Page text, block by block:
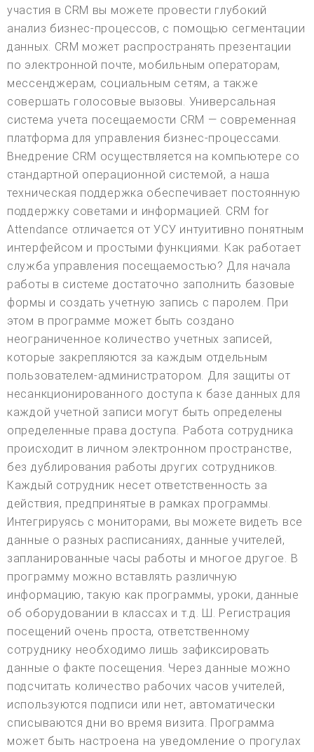
участия в CRM вы можете провести глубокий
анализ бизнес-процессов, с помощью сегментации
данных. CRM может распространять презентации
по электронной почте, мобильным операторам,
мессенджерам, социальным сетям, а также
совершать голосовые вызовы. Универсальная
система учета посещаемости CRM — современная
платформа для управления бизнес-процессами.
Внедрение CRM осуществляется на компьютере со
стандартной операционной системой, а наша
техническая поддержка обеспечивает постоянную
поддержку советами и информацией. CRM for
Attendance отличается от УСУ интуитивно понятным
интерфейсом и простыми функциями. Как работает
служба управления посещаемостью? Для начала
работы в системе достаточно заполнить базовые
формы и создать учетную запись с паролем. При
этом в программе может быть создано
неограниченное количество учетных записей,
которые закрепляются за каждым отдельным
пользователем-администратором. Для защиты от
несанкционированного доступа к базе данных для
каждой учетной записи могут быть определены
определенные права доступа. Работа сотрудника
происходит в личном электронном пространстве,
без дублирования работы других сотрудников.
Каждый сотрудник несет ответственность за
действия, предпринятые в рамках программы.
Интегрируясь с мониторами, вы можете видеть все
данные о разных расписаниях, данные учителей,
запланированные часы работы и многое другое. В
программу можно вставлять различную
информацию, такую как программы, уроки, данные
об оборудовании в классах и т.д. Ш. Регистрация
посещений очень проста, ответственному
сотруднику необходимо лишь зафиксировать
данные о факте посещения. Через данные можно
подсчитать количество рабочих часов учителей,
используются подписи или нет, автоматически
списываются дни во время визита. Программа
может быть настроена на уведомление о прогулах